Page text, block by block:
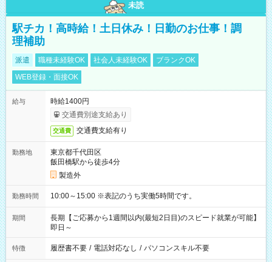
未読
駅チカ！高時給！土日休み！日勤のお仕事！調
理補助
派遣 職種未経験OK 社会人未経験OK
ブランクOK
WEB登録・面接OK
給与
時給1400円
交通費別途支給あり
交通費 交通費支給有り
勤務地
東京都千代田区
飯田橋駅から徒歩4分
製造外
勤務時間 10:00～15:00 ※表記のうち実働5時間です。
期間
長期【ご応募から1週間以内(最短2日目)のスピード就業が可能】
即日～
特徴 履歴書不要 / 電話対応なし / パソコンスキル不要